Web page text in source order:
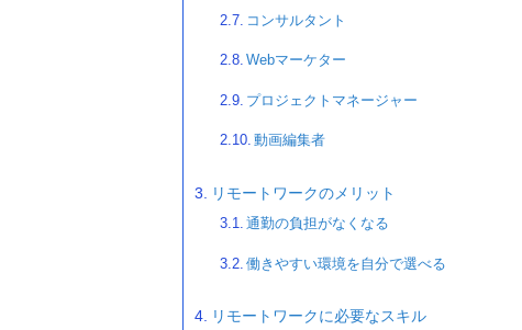
コンサルタント
Webマーケター
プロジェクトマネージャー
動画編集者
リモートワークのメリット
通勤の負担がなくなる
働きやすい環境を自分で選べる
リモートワークに必要なスキル